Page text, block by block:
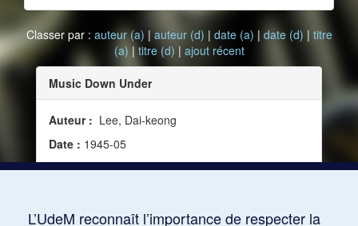
Classer par : auteur (a) | auteur (d) | date (a) | date (d) | titre
(a) | titre (d) | ajout récent
Music Down Under
Auteur : Lee, Dai-keong
Date : 1945-05
Source :Modern Music, vol. 22, no 4 (mai 1945)
L’UdeM reconnaît l’importance de respecter la